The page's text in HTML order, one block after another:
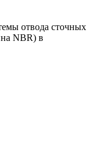
отвода сточных
NBR) в